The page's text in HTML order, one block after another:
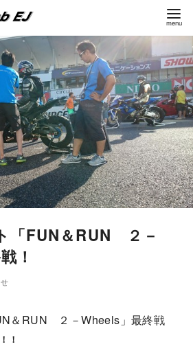
「FUN＆RUN ２－
！
＆RUN ２－Wheels」最終戦
！